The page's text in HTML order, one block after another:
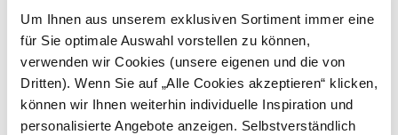
Um Ihnen aus unserem exklusiven Sortiment immer eine
für Sie optimale Auswahl vorstellen zu können,
verwenden wir Cookies (unsere eigenen und die von
Dritten). Wenn Sie auf „Alle Cookies akzeptieren“ klicken,
können wir Ihnen weiterhin individuelle Inspiration und
personalisierte Angebote anzeigen. Selbstverständlich